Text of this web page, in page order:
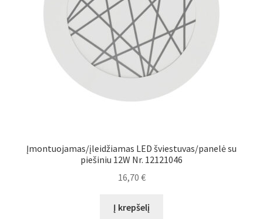
Įmontuojamas/įleidžiamas LED šviestuvas/panelė su
piešiniu 12W Nr. 12121046
16,70 €
Į krepšelį